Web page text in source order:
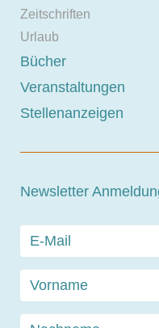
Zeitschriften
Urlaub
Bücher
Veranstaltungen
Stellenanzeigen
Newsletter